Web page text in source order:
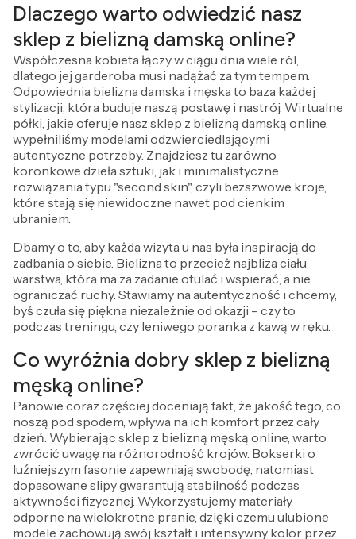
Dlaczego warto odwiedzić nasz
sklep z bielizną damską online?
Współczesna kobieta łączy w ciągu dnia wiele ról,
dlatego jej garderoba musi nadążać za tym tempem.
Odpowiednia bielizna damska i męska to baza każdej
stylizacji, która buduje naszą postawę i nastrój. Wirtualne
półki, jakie oferuje nasz sklep z bielizną damską online,
wypełniliśmy modelami odzwierciedlającymi
autentyczne potrzeby. Znajdziesz tu zarówno
koronkowe dzieła sztuki, jak i minimalistyczne
rozwiązania typu "second skin", czyli bezszwowe kroje,
które stają się niewidoczne nawet pod cienkim
ubraniem.
Dbamy o to, aby każda wizyta u nas była inspiracją do
zadbania o siebie. Bielizna to przecież najbliza ciału
warstwa, która ma za zadanie otulać i wspierać, a nie
ograniczać ruchy. Stawiamy na autentyczność i chcemy,
byś czuła się piękna niezależnie od okazji – czy to
podczas treningu, czy leniwego poranka z kawą w ręku.
Co wyróżnia dobry sklep z bielizną
męską online?
Panowie coraz częściej doceniają fakt, że jakość tego, co
noszą pod spodem, wpływa na ich komfort przez cały
dzień. Wybierając sklep z bielizną męską online, warto
zwrócić uwagę na różnorodność krojów. Bokserki o
luźniejszym fasonie zapewniają swobodę, natomiast
dopasowane slipy gwarantują stabilność podczas
aktywności fizycznej. Wykorzystujemy materiały
odporne na wielokrotne pranie, dzięki czemu ulubione
modele zachowują swój kształt i intensywny kolor przez